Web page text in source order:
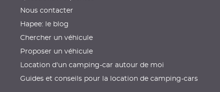
Nous contacter
Hapee: le blog
Chercher un véhicule
Proposer un véhicule
Location d'un camping-car autour de moi
Guides et conseils pour la location de camping-cars